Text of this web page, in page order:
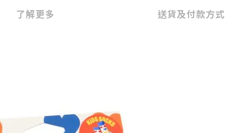
了解更多 送貨及付款方式